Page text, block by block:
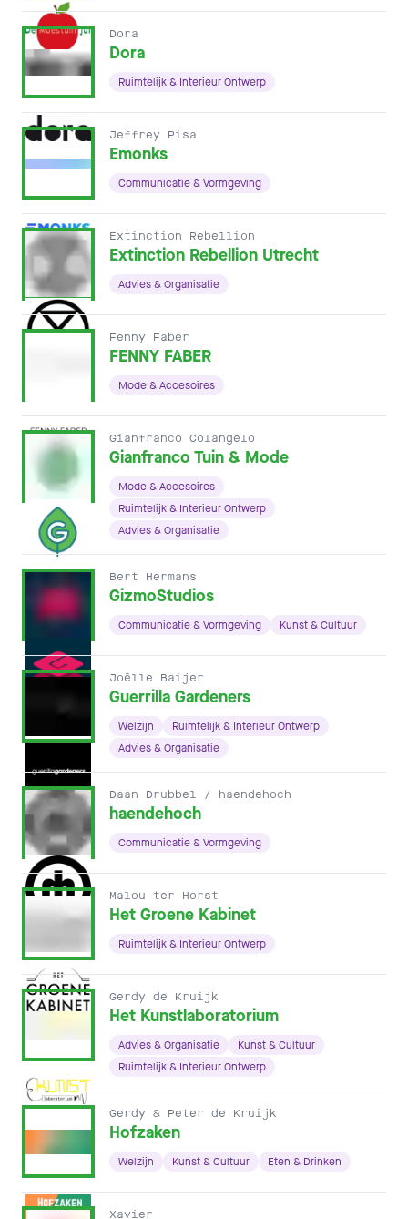
Dora
Dora
Ruimtelijk & Interieur Ontwerp
Jeffrey Pisa
Emonks
Communicatie & Vormgeving
Extinction Rebellion
Extinction Rebellion Utrecht
Advies & Organisatie
Fenny Faber
FENNY FABER
Mode & Accesoires
Gianfranco Colangelo
Gianfranco Tuin & Mode
Mode & Accesoires
Ruimtelijk & Interieur Ontwerp
Advies & Organisatie
Bert Hermans
GizmoStudios
Communicatie & Vormgeving Kunst & Cultuur
Joëlle Baijer
Guerrilla Gardeners
Welzijn
Ruimtelijk & Interieur Ontwerp
Advies & Organisatie
Daan Drubbel / haendehoch
haendehoch
Communicatie & Vormgeving
Malou ter Horst
Het Groene Kabinet
Ruimtelijk & Interieur Ontwerp
Gerdy de Kruijk
Het Kunstlaboratorium
Advies & Organisatie
Kunst & Cultuur
Ruimtelijk & Interieur Ontwerp
Gerdy & Peter de Kruijk
Hofzaken
Welzijn Kunst & Cultuur Eten & Drinken
Xavier